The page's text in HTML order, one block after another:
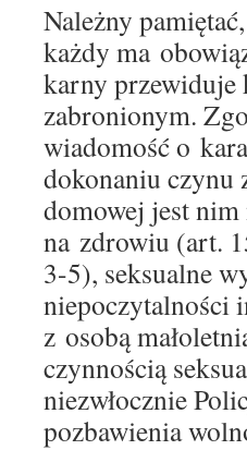
Należny
każdy ma
karny przewiduje
zabronionym.
wiadomość o
dokonaniu czynu
domowej jest
na zdrowiu (art.
3-5), seksualne
niepoczytalności
z osobą
czynnością
niezwłocznie
pozbawienia